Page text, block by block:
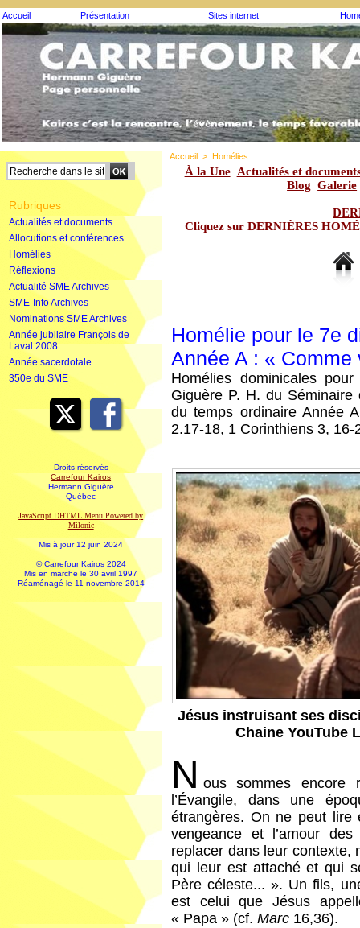
Accueil Présentation Sites internet
Rubriques
Actualités et documents
Allocutions et conférences
Homélies
Réflexions
Actualité SME Archives
SME-Info Archives
Nominations SME Archives
Année jubilaire François de
Laval 2008
Année sacerdotale
350e du SME
Droits réservés
Carrefour Kairos
Hermann Giguère
Québec
JavaScript DHTML Menu Powered by
Milonic
Mis à jour 12 juin 2024
© Carrefour Kairos 2024
Mis en marche le 30 avril 1997
Réaménagé le 11 novembre 2014
Accueil > Homélies
À la Une Actualités et
Blog Galerie
Cliquez sur DERNIÈRES
Homélie pour le 7e
Année A : «
Homélies dominicales
Giguère P. H. du
du temps ordinaire Année
2.17-18, 1 Corinthiens 3,
Jésus instruisant ses
Chaine YouTube
N ous sommes encore
l’Évangile, dans une
étrangères. On ne peut
vengeance et l’amour
replacer dans leur contexte,
qui leur est attaché et qui
Père céleste... ». Un fils,
est celui que Jésus
« Papa » (cf.Marc 16,36).